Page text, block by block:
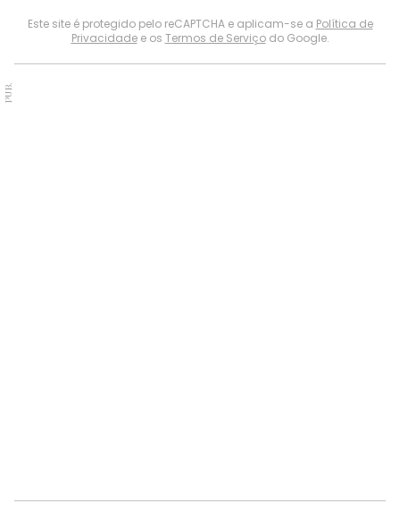
Este site é protegido pelo reCAPTCHA e aplicam-se a Política de
Privacidadee os Termos de Serviçodo Google.
PUB.